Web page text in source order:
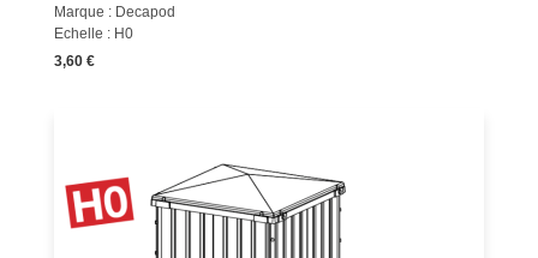
Marque : Decapod
Echelle : H0
3,60 €